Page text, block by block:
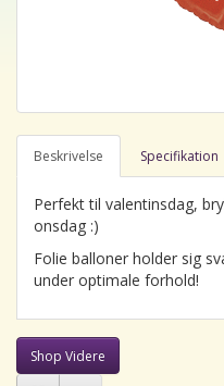
Beskrivelse Specifikation
Perfekt til valentinsdag,
onsdag :)
Folie balloner holder sig
under optimale forhold!
Shop Videre